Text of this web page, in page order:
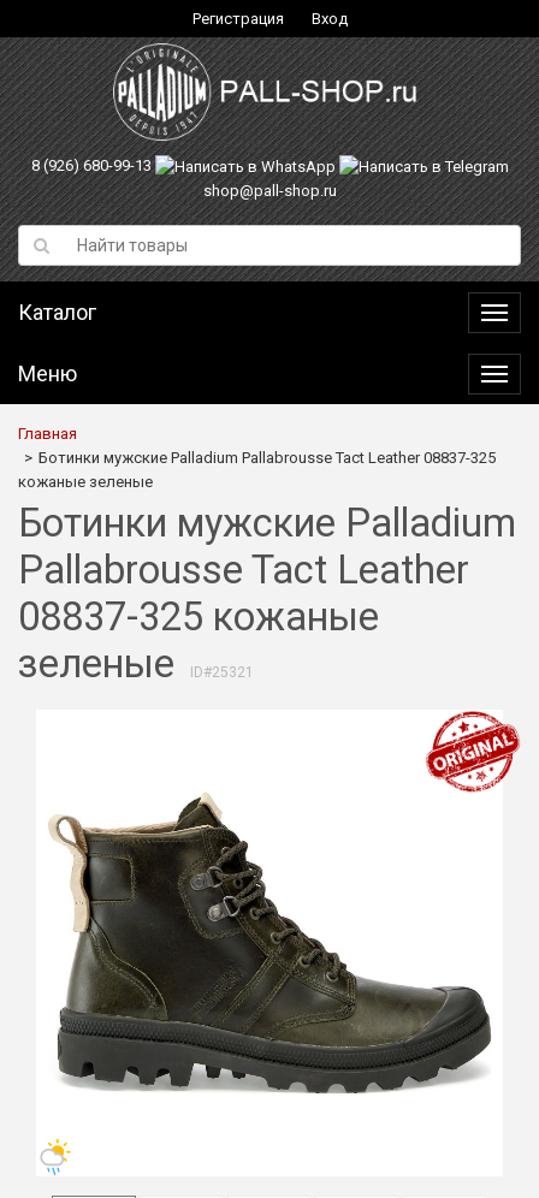
Регистрация Вход
8 (926) 680-99-13
shop@pall-shop.ru
Каталог
Меню
Меню
Главная
Ботинки мужские Palladium Pallabrousse Tact Leather 08837-325
кожаные зеленые
Ботинки мужские Palladium
Pallabrousse Tact Leather
08837-325 кожаные
зеленые
ID#25321